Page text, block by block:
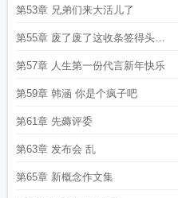
第53章 兄弟们来大活儿了
第55章 废了废了这收条签得头皮
发麻
第57章 人生第一份代言新年快乐
第59章 韩涵 你是个疯子吧
第61章 先薅评委
第63章 发布会 乱
第65章 新概念作文集